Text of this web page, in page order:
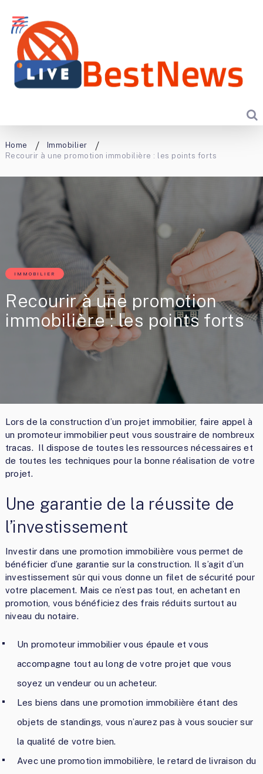
Home
Immobilier
Recourir à une promotion immobilière : les points forts
IMMOBILIER
Recourir à une promotion
immobilière : les points forts
Lors de la construction d’un projet immobilier, faire appel à
un promoteur immobilier peut vous soustraire de nombreux
tracas. Il dispose de toutes les ressources nécessaires et
de toutes les techniques pour la bonne réalisation de votre
projet.
Une garantie de la réussite de
l’investissement
Investir dans une promotion immobilière vous permet de
bénéficier d’une garantie sur la construction. Il s’agit d’un
investissement sûr qui vous donne un filet de sécurité pour
votre placement. Mais ce n’est pas tout, en achetant en
promotion, vous bénéficiez des frais réduits surtout au
niveau du notaire.
Un promoteur immobilier vous épaule et vous
accompagne tout au long de votre projet que vous
soyez un vendeur ou un acheteur.
Les biens dans une promotion immobilière étant des
objets de standings, vous n’aurez pas à vous soucier sur
la qualité de votre bien.
Avec une promotion immobilière, le retard de livraison du